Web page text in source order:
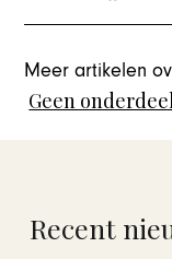
Meer artikelen
Geen
Recent